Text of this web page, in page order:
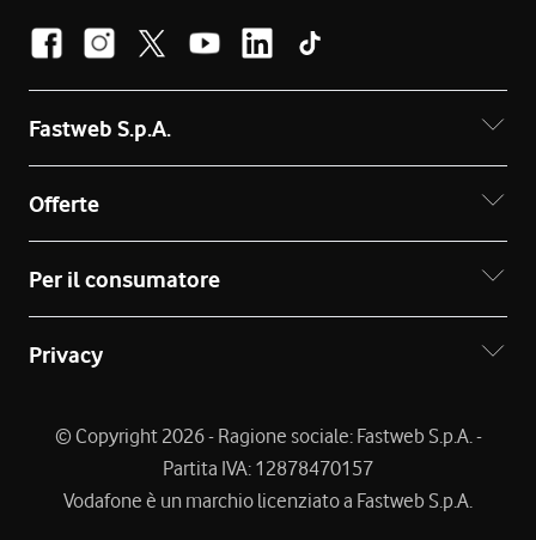
Fastweb S.p.A.
Offerte
Per il consumatore
Privacy
© Copyright 2026 - Ragione sociale: Fastweb S.p.A. -
Partita IVA: 12878470157
Vodafone è un marchio licenziato a Fastweb S.p.A.